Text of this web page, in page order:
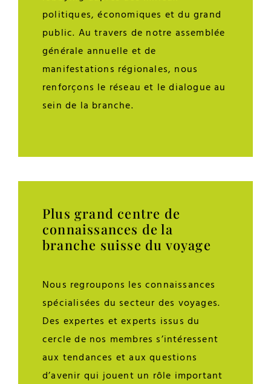
politiques, économiques et du grand
public. Au travers de notre assemblée
générale annuelle et de
manifestations régionales, nous
renforçons le réseau et le dialogue au
sein de la branche.
Plus grand centre de
connaissances de la
branche suisse du voyage
Nous regroupons les connaissances
spécialisées du secteur des voyages.
Des expertes et experts issus du
cercle de nos membres s’intéressent
aux tendances et aux questions
d’avenir qui jouent un rôle important